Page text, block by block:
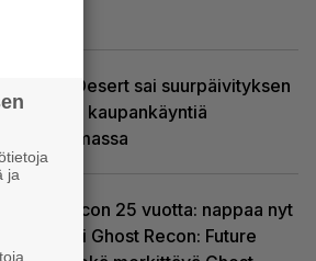
Crimson Desert sai suurpäivityksen
– uudistaa kaupankäyntiä
pelimaailmassa
Ghost Recon 25 vuotta: nappaa nyt
ilmaiseksi Ghost Recon: Future
ja